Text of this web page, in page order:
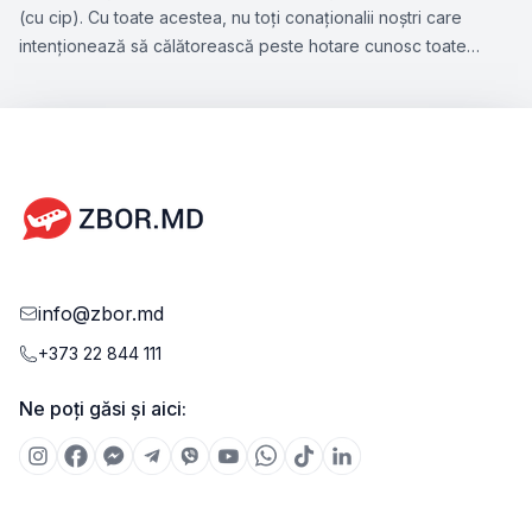
(cu cip). Cu toate acestea, nu toți conaționalii noștri care
intenționează să călătorească peste hotare cunosc toate
info@zbor.md
+373 22 844 111
Ne poți găsi și aici: